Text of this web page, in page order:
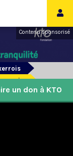
Contenu sponsorisé
un don à KTO